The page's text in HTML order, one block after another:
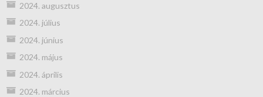
2024. augusztus
2024. július
2024. június
2024. május
2024. április
2024. március